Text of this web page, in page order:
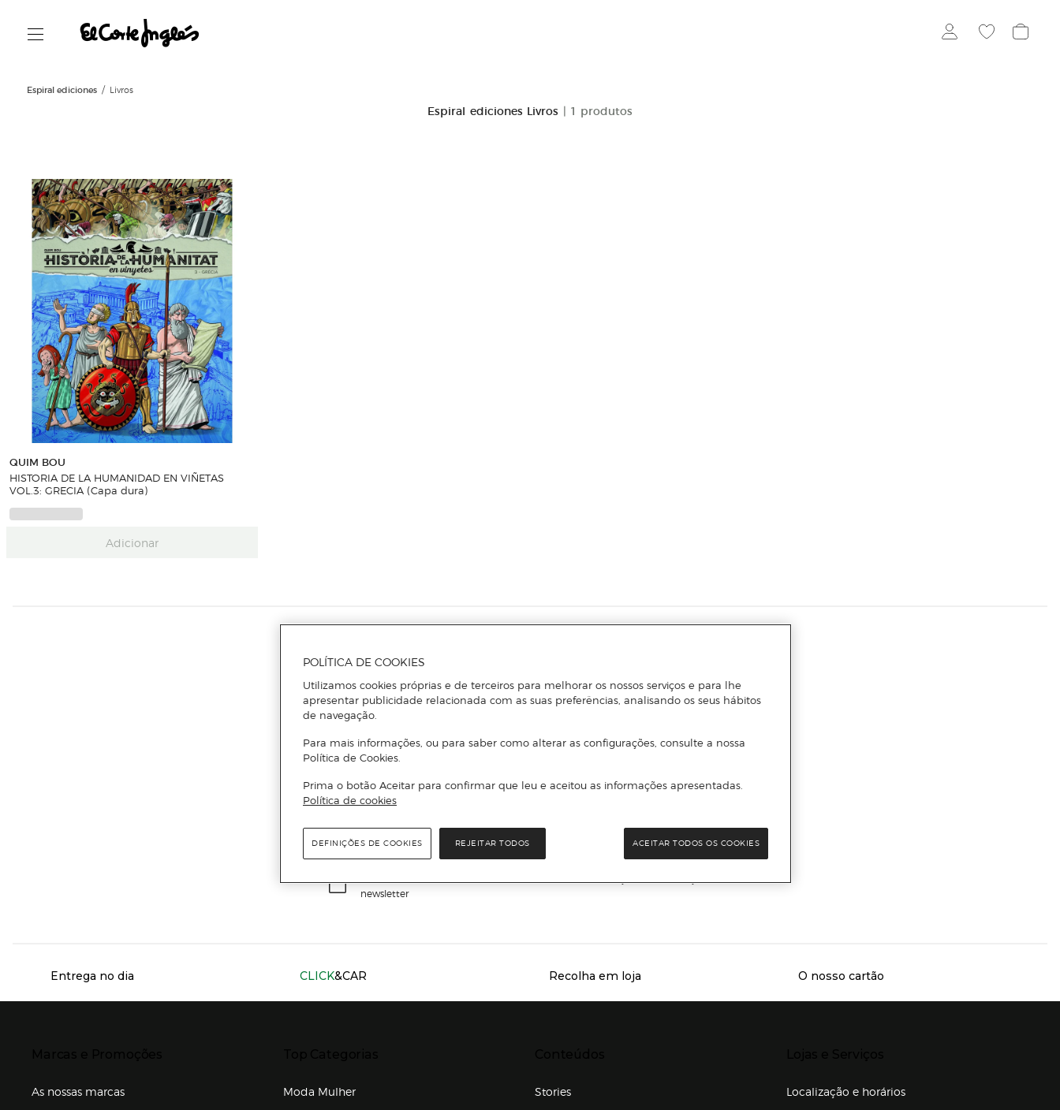
Espiral ediciones Livros
Espiral ediciones Livros | 1 produtos
QUIM BOU
HISTORIA DE LA HUMANIDAD EN VIÑETAS
VOL.3: GRECIA (Capa dura)
Adicionar
Receba todas as
novidades
Subscreva a nossa newsletter e seja o primeiro a conhecer todas as
Email
ENVIAR
newsletter
Servicios destacados
Entrega no dia CLICK&CAR Recolha em loja O nosso cartão
As nossas marcas
Moda Mulher
Stories
Localização e horários
POLÍTICA DE COOKIES
Utilizamos cookies próprias e de terceiros para melhorar os nossos serviços e para lhe
apresentar publicidade relacionada com as suas preferências, analisando os seus hábitos
de navegação.
Para mais informações, ou para saber como alterar as configurações, consulte a nossa
Política de Cookies.
Prima o botão Aceitar para confirmar que leu e aceitou as informações apresentadas.
Política de cookies
REJEITAR TODOS ACEITAR TODOS OS COOKIES
DEFINIÇÕES DE COOKIES